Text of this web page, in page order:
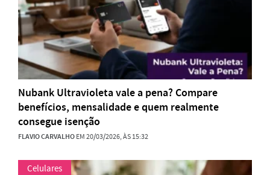
Nubank Ultravioleta vale a pena? Compare
benefícios, mensalidade e quem realmente
consegue isenção
FLAVIO CARVALHOEM 20/03/2026, ÀS 15:32
Celulares